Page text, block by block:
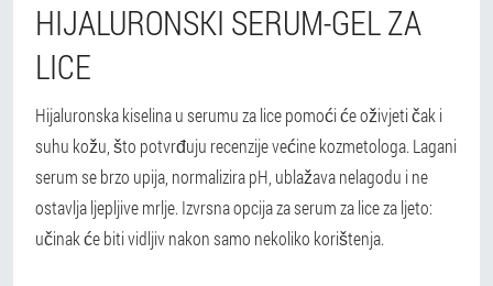
HIJALURONSKI SERUM-GEL ZA
LICE
Hijaluronska kiselina u serumu za lice pomoći će oživjeti čak i
suhu kožu, što potvrđuju recenzije većine kozmetologa. Lagani
serum se brzo upija, normalizira pH, ublažava nelagodu i ne
ostavlja ljepljive mrlje. Izvrsna opcija za serum za lice za ljeto:
učinak će biti vidljiv nakon samo nekoliko korištenja.